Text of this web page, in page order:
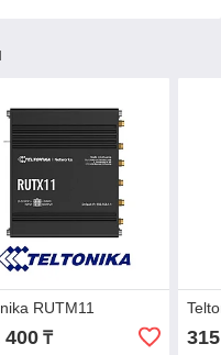
RUTM11
400₸